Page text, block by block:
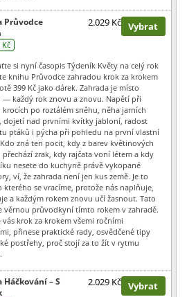
Průvodce
2.029 Kč Vybrat
si nyní časopis Týdeník Květy na celý rok
knihu Průvodce zahradou krok za krokem
399 Kč jako dárek. Zahrada je místo
— každý rok znovu a znovu. Napětí při
krocích po roztálém sněhu, něha jarních
dojetí nad prvními kvítky jabloní, radost
ptáků i pýcha při pohledu na první vlastní
zná ten pocit, kdy z barev květinových
přechází zrak, kdy rajčata voní létem a kdy
nesete do kuchyně právě vykopané
ví, že zahrada není jen kus země. Je to
kterého se vracíme, protože nás naplňuje,
a každým rokem znovu učí žasnout. Tato
věrnou průvodkyní tímto rokem v zahradě.
vás krok za krokem všemi ročními
přinese praktické rady, osvědčené tipy
postřehy, proč stojí za to žít v rytmu
– S
2.029 Kč Vybrat